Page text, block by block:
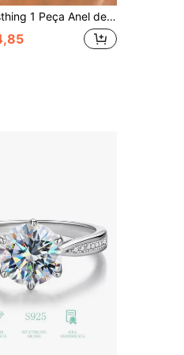
Formato de Pera de 3,2 Quilates em Prata Esterlina S925, Estilo Elegante e Luxuoso Suave, Adequado para Uso Diário, Encontro, Casamento, Dia dos Namorados, Proposta, Presente de Aniversário